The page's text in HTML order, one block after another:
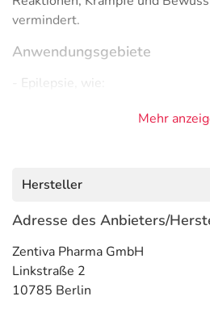
vermindert.
Anwendungsgebiete
- Epilepsie, wie:
- Epilepsie, wie:
begrenzte Anfälle)
ausgeweitet)
- Epilepsie (generalisiert)
Körper)
Mehr
Hersteller
Adresse des Anbieters/
Zentiva Pharma GmbH
Linkstraße 2
10785 Berlin